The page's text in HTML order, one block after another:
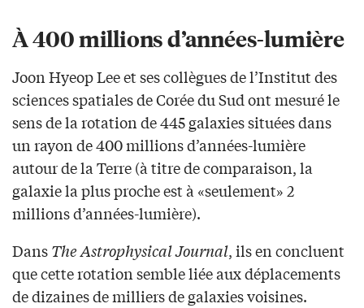
À 400 millions d’années-lumière
Joon Hyeop Lee et ses collègues de l’Institut des
sciences spatiales de Corée du Sud ont mesuré le
sens de la rotation de 445 galaxies situées dans
un rayon de 400 millions d’années-lumière
autour de la Terre (à titre de comparaison, la
galaxie la plus proche est à «seulement» 2
millions d’années-lumière).
DansThe Astrophysical Journal, ils en concluent
que cette rotation semble liée aux déplacements
de dizaines de milliers de galaxies voisines.